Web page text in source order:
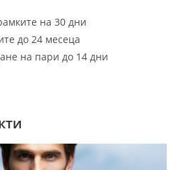
на 30 дни
до 24 месеца
на пари до 14 дни